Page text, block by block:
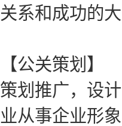
关系和成功的
【公关策划】
策划推广，设
业从事企业形